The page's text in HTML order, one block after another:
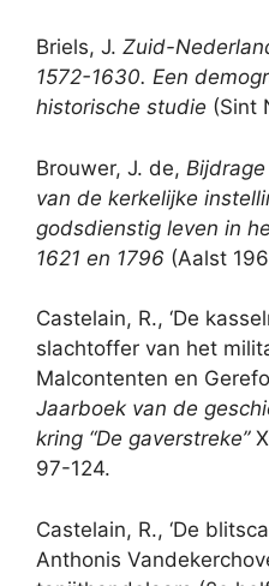
Briels, J. Zuid-
1572-1630. Een
historische studie (Sint
Brouwer, J. de,
van de kerkelijke
godsdienstig leven in
1621 en 1796 (Aalst
Castelain, R., ‘De
slachtoffer van het
Malcontenten en
Jaarboek van de
kring “De gaverstreke”
97-124.
Castelain, R., ‘De
Anthonis